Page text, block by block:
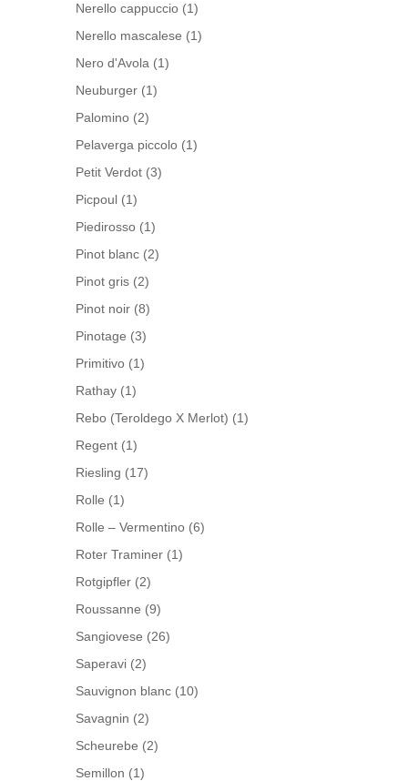
Nerello cappuccio (1)
Nerello mascalese (1)
Nero d'Avola (1)
Neuburger (1)
Palomino (2)
Pelaverga piccolo (1)
Petit Verdot (3)
Picpoul (1)
Piedirosso (1)
Pinot blanc (2)
Pinot gris (2)
Pinot noir (8)
Pinotage (3)
Primitivo (1)
Rathay (1)
Rebo (Teroldego X Merlot) (1)
Regent (1)
Riesling (17)
Rolle (1)
Rolle – Vermentino (6)
Roter Traminer (1)
Rotgipfler (2)
Roussanne (9)
Sangiovese (26)
Saperavi (2)
Sauvignon blanc (10)
Savagnin (2)
Scheurebe (2)
Semillon (1)